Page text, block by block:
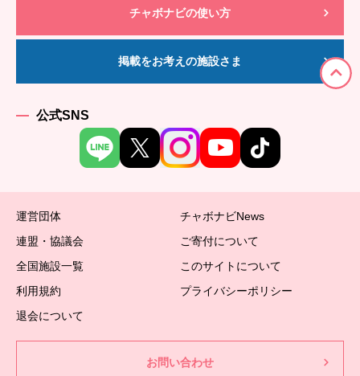
チャボナビの使い方
掲載をお考えの施設さま
公式SNS
運営団体
チャボナビNews
連盟・協議会
ご寄付について
全国施設一覧
このサイトについて
利用規約
プライバシーポリシー
退会について
お問い合わせ